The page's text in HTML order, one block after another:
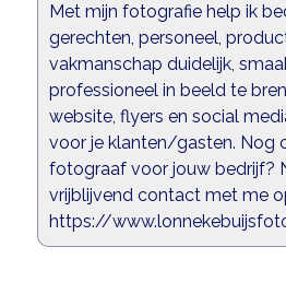
Met mijn fotografie help ik
gerechten, personeel,
vakmanschap duidelijk,
professioneel in beeld te
website, flyers en social
voor je klanten/gasten. Nog
fotograaf voor jouw bedrijf?
vrijblijvend contact met me
https://